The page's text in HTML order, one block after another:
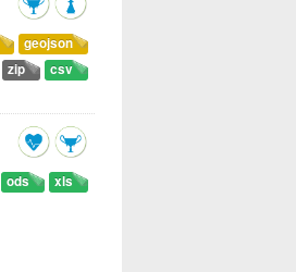
geojson
csv
zip
xls
ods